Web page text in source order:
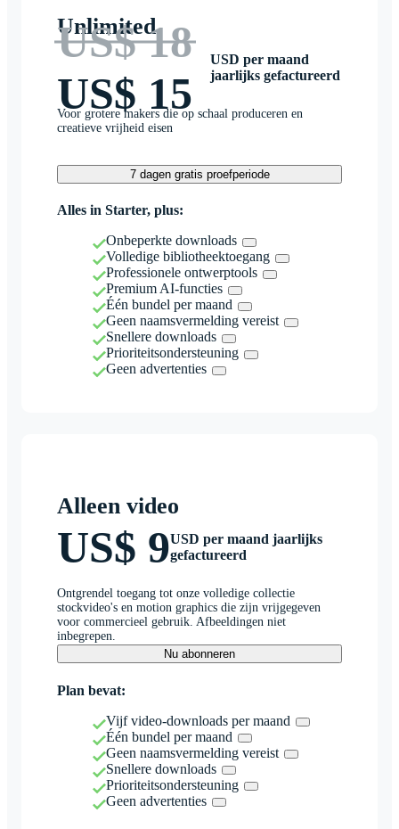
Unlimited
US$ 18
US$ 15
USD per maand
jaarlijks gefactureerd
Voor grotere makers die op schaal produceren en
creatieve vrijheid eisen
7 dagen gratis proefperiode
Alles in Starter, plus:
Onbeperkte downloads
Volledige bibliotheektoegang
Professionele ontwerptools
Premium AI-functies
Één bundel per maand
Geen naamsvermelding vereist
Snellere downloads
Prioriteitsondersteuning
Geen advertenties
Alleen video
US$ 9USD per maand jaarlijks
gefactureerd
Ontgrendel toegang tot onze volledige collectie
stockvideo's en motion graphics die zijn vrijgegeven
voor commercieel gebruik. Afbeeldingen niet
inbegrepen.
Nu abonneren
Plan bevat:
Vijf video-downloads per maand
Één bundel per maand
Geen naamsvermelding vereist
Snellere downloads
Prioriteitsondersteuning
Geen advertenties